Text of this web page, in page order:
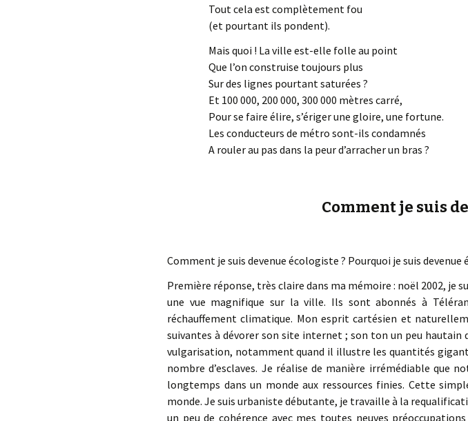
Tout cela est complètement fou
(et pourtant ils pondent).
Mais quoi ! La ville est-elle folle au point
Que l’on construise toujours plus
Sur des lignes pourtant saturées ?
Et 100 000, 200 000, 300 000 mètres carré,
Pour se faire élire, s’ériger une gloire, une fortune.
Les conducteurs de métro sont-ils condamnés
A rouler au pas dans la peur d’arracher un bras ?
Comment je suis
Comment je suis devenue écologiste ? Pourquoi je suis
Première réponse, très claire dans ma mémoire : noël 2002, je
une vue magnifique sur la ville. Ils sont abonnés à
réchauffement climatique. Mon esprit cartésien et
suivantes à dévorer son site internet ; son ton un peu hautain
vulgarisation, notamment quand il illustre les quantités
nombre d’esclaves. Je réalise de manière irrémédiable que
longtemps dans un monde aux ressources finies. Cette
monde. Je suis urbaniste débutante, je travaille à la
un peu de cohérence avec mes toutes neuves